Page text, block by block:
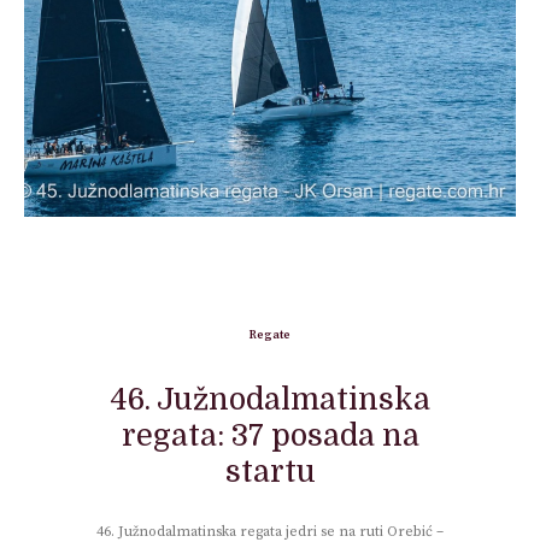
Regate
46. Južnodalmatinska
regata: 37 posada na
startu
46. Južnodalmatinska regata jedri se na ruti Orebić –